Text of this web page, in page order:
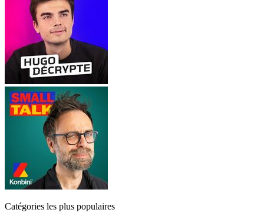
Catégories les plus populaires